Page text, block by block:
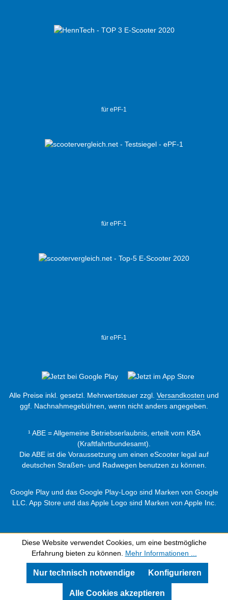
für ePF-1
für ePF-1
für ePF-1
Alle Preise inkl. gesetzl. Mehrwertsteuer zzgl. Versandkosten und
ggf. Nachnahmegebühren, wenn nicht anders angegeben.
¹ ABE = Allgemeine Betriebserlaubnis, erteilt vom KBA
(Kraftfahrtbundesamt).
Die ABE ist die Voraussetzung um einen eScooter legal auf
deutschen Straßen- und Radwegen benutzen zu können.
Google Play und das Google Play-Logo sind Marken von Google
LLC. App Store und das Apple Logo sind Marken von Apple Inc.
Diese Website verwendet Cookies, um eine bestmögliche
Erfahrung bieten zu können. Mehr Informationen ...
Nur technisch notwendige Konfigurieren
Alle Cookies akzeptieren